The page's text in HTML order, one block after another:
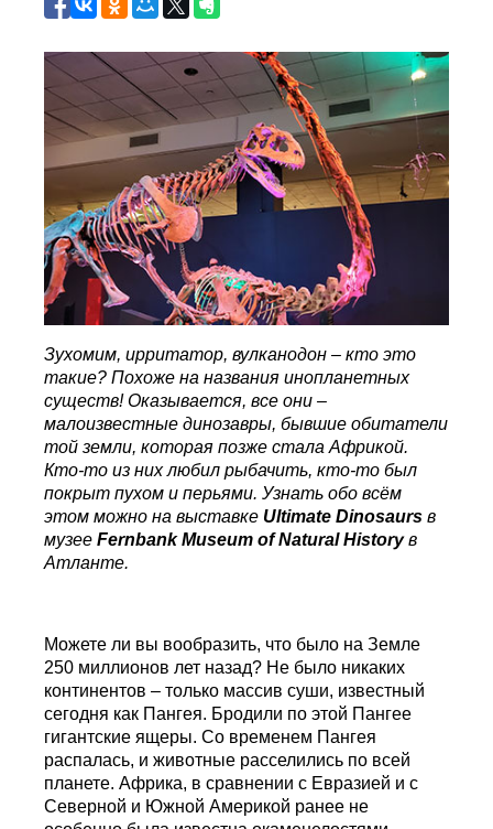
Зухомим, ирритатор, вулканодон – кто это
такие? Похоже на названия инопланетных
существ! Оказывается, все они –
малоизвестные динозавры, бывшие обитатели
той земли, которая позже стала Африкой.
Кто-то из них любил рыбачить, кто-то был
покрыт пухом и перьями. Узнать обо всём
этом можно на выставке Ultimate Dinosaurs в
музееFernbank Museum of Natural Historyв
Атланте.
Можете ли вы вообразить, что было на Земле
250 миллионов лет назад? Не было никаких
континентов – только массив суши, известный
сегодня как Пангея. Бродили по этой Пангее
гигантские ящеры. Со временем Пангея
распалась, и животные расселились по всей
планете. Африка, в сравнении с Евразией и с
Северной и Южной Америкой ранее не